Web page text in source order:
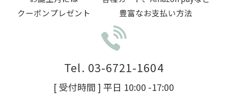
クーポンプレゼント
豊富なお支払い方法
Tel. 03-6721-1604
[ 受付時間 ] 平日 10:00 -17:00